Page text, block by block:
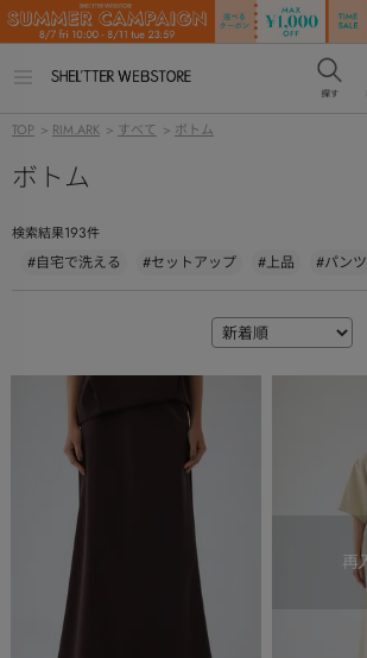
ー
開
く
TOP > RIM.ARK > すべて > ボトム
ボトム
検索結果193件
#自宅で洗える #セットアップ #上品 #パンツ